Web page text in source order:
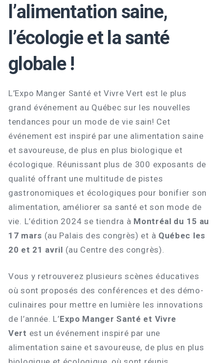
l’alimentation saine,
l’écologie et la santé
globale !
L’Expo Manger Santé et Vivre Vert est le plus
grand événement au Québec sur les nouvelles
tendances pour un mode de vie sain! Cet
événement est inspiré par une alimentation saine
et savoureuse, de plus en plus biologique et
écologique. Réunissant plus de 300 exposants de
qualité offrant une multitude de pistes
gastronomiques et écologiques pour bonifier son
alimentation, améliorer sa santé et son mode de
vie. L’édition 2024 se tiendra à Montréal du 15 au
17 mars (au Palais des congrès) et à Québec les
20 et 21 avril (au Centre des congrès).
Vous y retrouverez plusieurs scènes éducatives
où sont proposés des conférences et des démo-
culinaires pour mettre en lumière les innovations
de l’année. L’Expo Manger Santé et Vivre
Vert est un événement inspiré par une
alimentation saine et savoureuse, de plus en plus